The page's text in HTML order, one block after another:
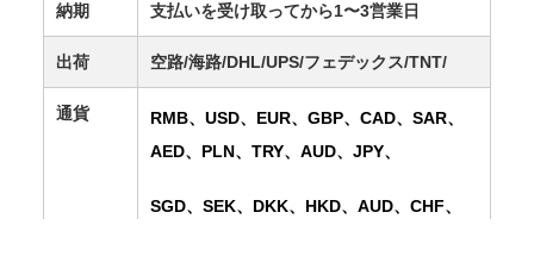
納期 支払いを受け取ってから1〜3営業日
出荷 空路/海路/DHL/UPS/フェデックス/TNT/
通貨
RMB、USD、EUR、GBP、CAD、SAR、
AED、PLN、TRY、AUD、JPY、
SGD、SEK、DKK、HKD、AUD、CHF、